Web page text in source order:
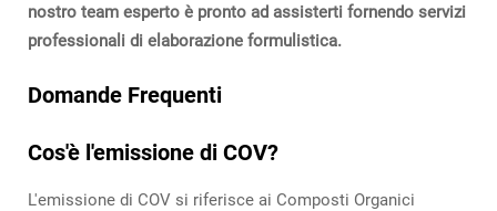
nostro team esperto è pronto ad assisterti fornendo servizi
professionali di elaborazione formulistica.
Domande Frequenti
Cos'è l'emissione di COV?
L'emissione di COV si riferisce ai Composti Organici